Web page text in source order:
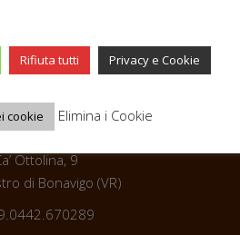
Ottolina, 9
di Bonavigo (VR)
Rifiuta tutti Privacy e Cookie
cookie Elimina i Cookie